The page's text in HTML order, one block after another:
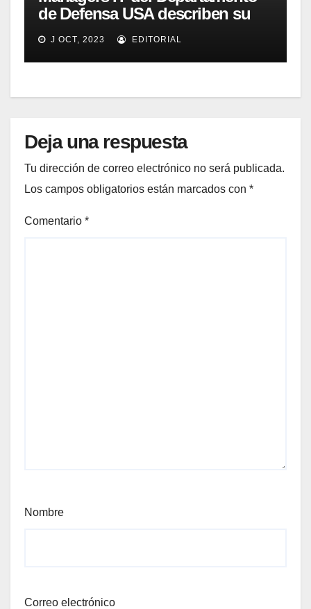
de Defensa USA describen su
implementación SOA
J OCT, 2023 EDITORIAL
Deja una respuesta
Tu dirección de correo electrónico no será publicada.
Los campos obligatorios están marcados con *
Comentario *
Nombre
Correo electrónico